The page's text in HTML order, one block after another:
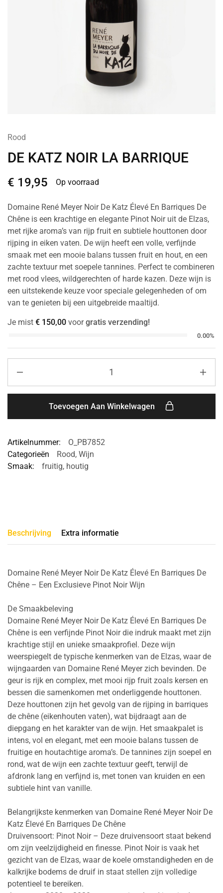
Rood
DE KATZ NOIR LA BARRIQUE
€ 19,95 Op voorraad
Domaine René Meyer Noir De Katz Élevé En Barriques De
Chêne is een krachtige en elegante Pinot Noir uit de Elzas,
met rijke aroma’s van rijp fruit en subtiele houttonen door
rijping in eiken vaten. De wijn heeft een volle, verfijnde
smaak met een mooie balans tussen fruit en hout, en een
zachte textuur met soepele tannines. Perfect te combineren
met rood vlees, wildgerechten of harde kazen. Deze wijn is
een uitstekende keuze voor speciale gelegenheden of om
van te genieten bij een uitgebreide maaltijd.
Je mist € 150,00 voorgratis verzending!
0.00%
Toevoegen Aan Winkelwagen
Artikelnummer:
O_PB7852
Categorieën
Rood, Wijn
Smaak:
fruitig, houtig
Beschrijving Extra informatie
Domaine René Meyer Noir De Katz Élevé En Barriques De
Chêne – Een Exclusieve Pinot Noir Wijn
De Smaakbeleving
Domaine René Meyer Noir De Katz Élevé En Barriques De
Chêne is een verfijnde Pinot Noir die indruk maakt met zijn
krachtige stijl en unieke smaakprofiel. Deze wijn
weerspiegelt de typische kenmerken van de Elzas, waar de
wijngaarden van Domaine René Meyer zich bevinden. De
geur is rijk en complex, met mooi rijp fruit zoals kersen en
bessen die samenkomen met onderliggende houttonen.
Deze houttonen zijn het gevolg van de rijping in barriques
de chêne (eikenhouten vaten), wat bijdraagt aan de
diepgang en het karakter van de wijn. Het smaakpalet is
intens, vol en elegant, met een mooie balans tussen de
fruitige en houtachtige aroma’s. De tannines zijn soepel en
rond, wat de wijn een zachte textuur geeft, terwijl de
afdronk lang en verfijnd is, met tonen van kruiden en een
subtiele hint van vanille.
Belangrijkste kenmerken van Domaine René Meyer Noir De
Katz Élevé En Barriques De Chêne
Druivensoort: Pinot Noir – Deze druivensoort staat bekend
om zijn veelzijdigheid en finesse. Pinot Noir is vaak het
gezicht van de Elzas, waar de koele omstandigheden en de
kalkrijke bodems de druif in staat stellen zijn volledige
potentieel te bereiken.